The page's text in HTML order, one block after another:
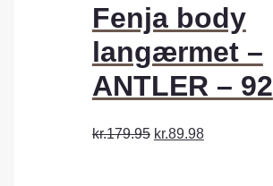
Fenja body
langærmet –
ANTLER – 92
kr.179.95 kr.89.98